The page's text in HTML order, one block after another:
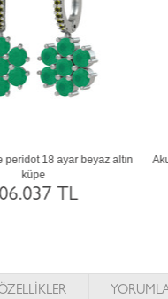
Kök yakut ve dumanlı